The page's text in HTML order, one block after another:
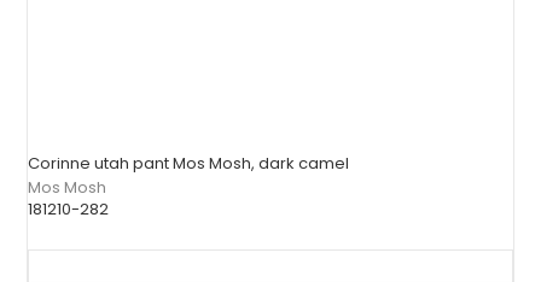
Corinne utah pant Mos Mosh, dark camel
Mos Mosh
181210-282